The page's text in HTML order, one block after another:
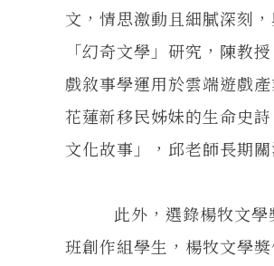
文，情思激動且細膩深刻
「幻奇文學」研究，陳教
戲敘事學運用於雲端遊戲
花蓮新移民姊妹的生命史
文化故事」，邱老師長期
此外，選錄楊牧文學獎
班創作組學生，楊牧文學